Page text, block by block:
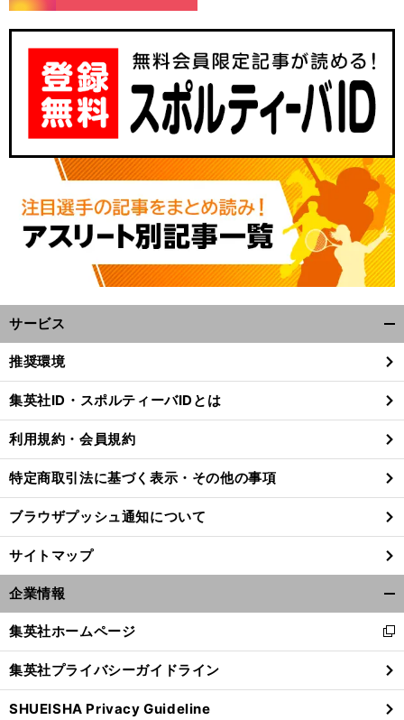
サービス
閉
る
推奨環境
集英社ID・スポルティーバIDとは
利用規約・会員規約
特定商取引法に基づく表示・その他の事項
ブラウザプッシュ通知について
サイトマップ
企業情報
閉
る
集英社ホームページ
新
し
い
ウ
ィ
集英社プライバシーガイドライン
SHUEISHA Privacy Guideline